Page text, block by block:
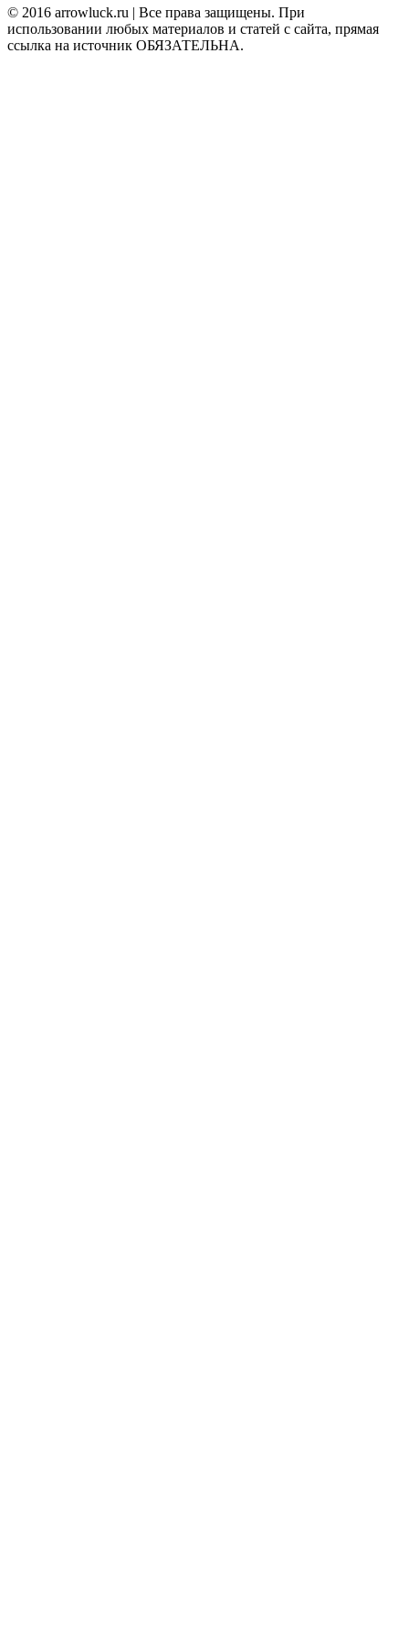
© 2016 arrowluck.ru | Все права защищены. При
использовании любых материалов и статей с сайта, прямая
ссылка на источник ОБЯЗАТЕЛЬНА.